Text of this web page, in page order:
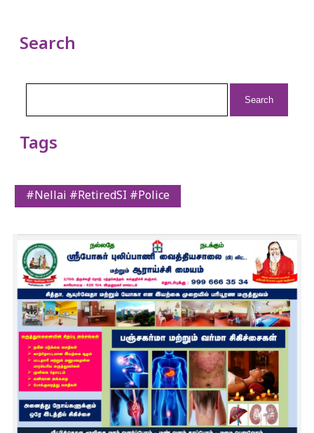
Search
Tags
#Nellai #RetiredSI #Police